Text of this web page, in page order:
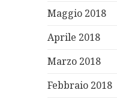
Maggio 2018
Aprile 2018
Marzo 2018
Febbraio 2018